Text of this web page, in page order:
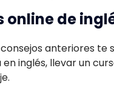
online de
consejos anteriores
inglés, llevar un